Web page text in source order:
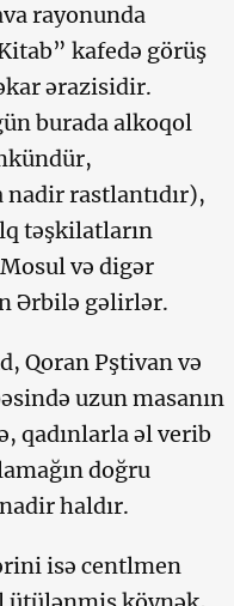
rayonunda
kafedə görüş
ərazisidir.
burada alkoqol
nadir rastlantıdır),
təşkilatların
və digər
Ərbilə gəlirlər.
Qoran Pştivan və
uzun masanın
qadınlarla əl verib
doğru
haldır.
isə centlmen